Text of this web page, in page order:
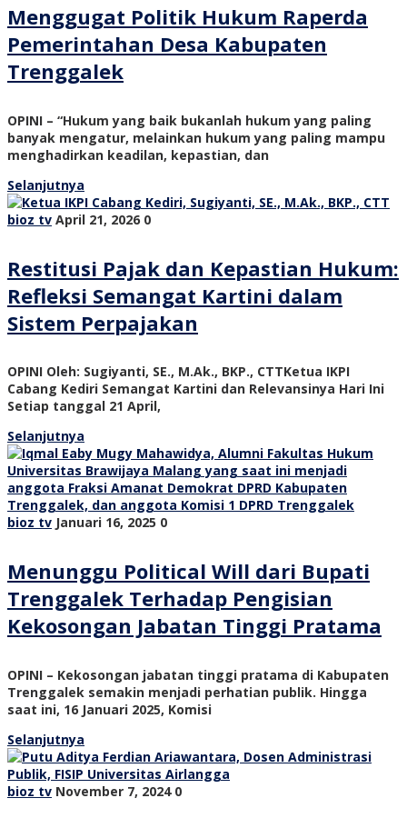
Menggugat Politik Hukum Raperda
Pemerintahan Desa Kabupaten
Trenggalek
OPINI – “Hukum yang baik bukanlah hukum yang paling
banyak mengatur, melainkan hukum yang paling mampu
menghadirkan keadilan, kepastian, dan
Selanjutnya
bioz tv April 21, 2026 0
Restitusi Pajak dan Kepastian Hukum:
Refleksi Semangat Kartini dalam
Sistem Perpajakan
OPINI Oleh: Sugiyanti, SE., M.Ak., BKP., CTTKetua IKPI
Cabang Kediri Semangat Kartini dan Relevansinya Hari Ini
Setiap tanggal 21 April,
Selanjutnya
bioz tv Januari 16, 2025 0
Menunggu Political Will dari Bupati
Trenggalek Terhadap Pengisian
Kekosongan Jabatan Tinggi Pratama
OPINI – Kekosongan jabatan tinggi pratama di Kabupaten
Trenggalek semakin menjadi perhatian publik. Hingga
saat ini, 16 Januari 2025, Komisi
Selanjutnya
bioz tv November 7, 2024 0